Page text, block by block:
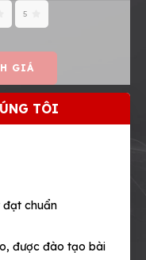
5
GIÁ
TÔI
đạt chuẩn
được đào tạo bài